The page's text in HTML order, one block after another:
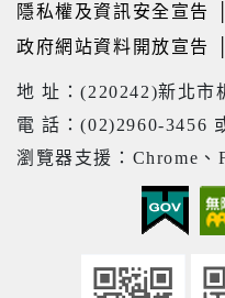
隱私權及資訊安全宣告
政府網站資料開放宣告
地 址：(220242)新北市
電 話：(02)2960-3456
瀏覽器支援：Chrome